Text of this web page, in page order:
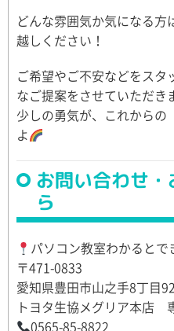
どんな雰囲気か気になる
越しください！
ご希望やご不安などをス
なご提案をさせていただき
少しの勇気が、これからの
よ
お問い合わせ
ら
パソコン教室わかると
〒471-0833
愛知県豊田市山之手8丁目92
トヨタ生協メグリア本店
0565-85-8822